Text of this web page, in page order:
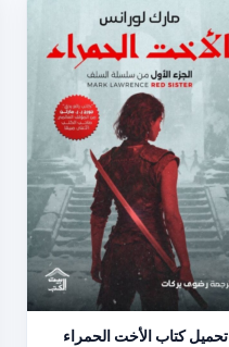
تحميل كتاب الأخت الحمراء